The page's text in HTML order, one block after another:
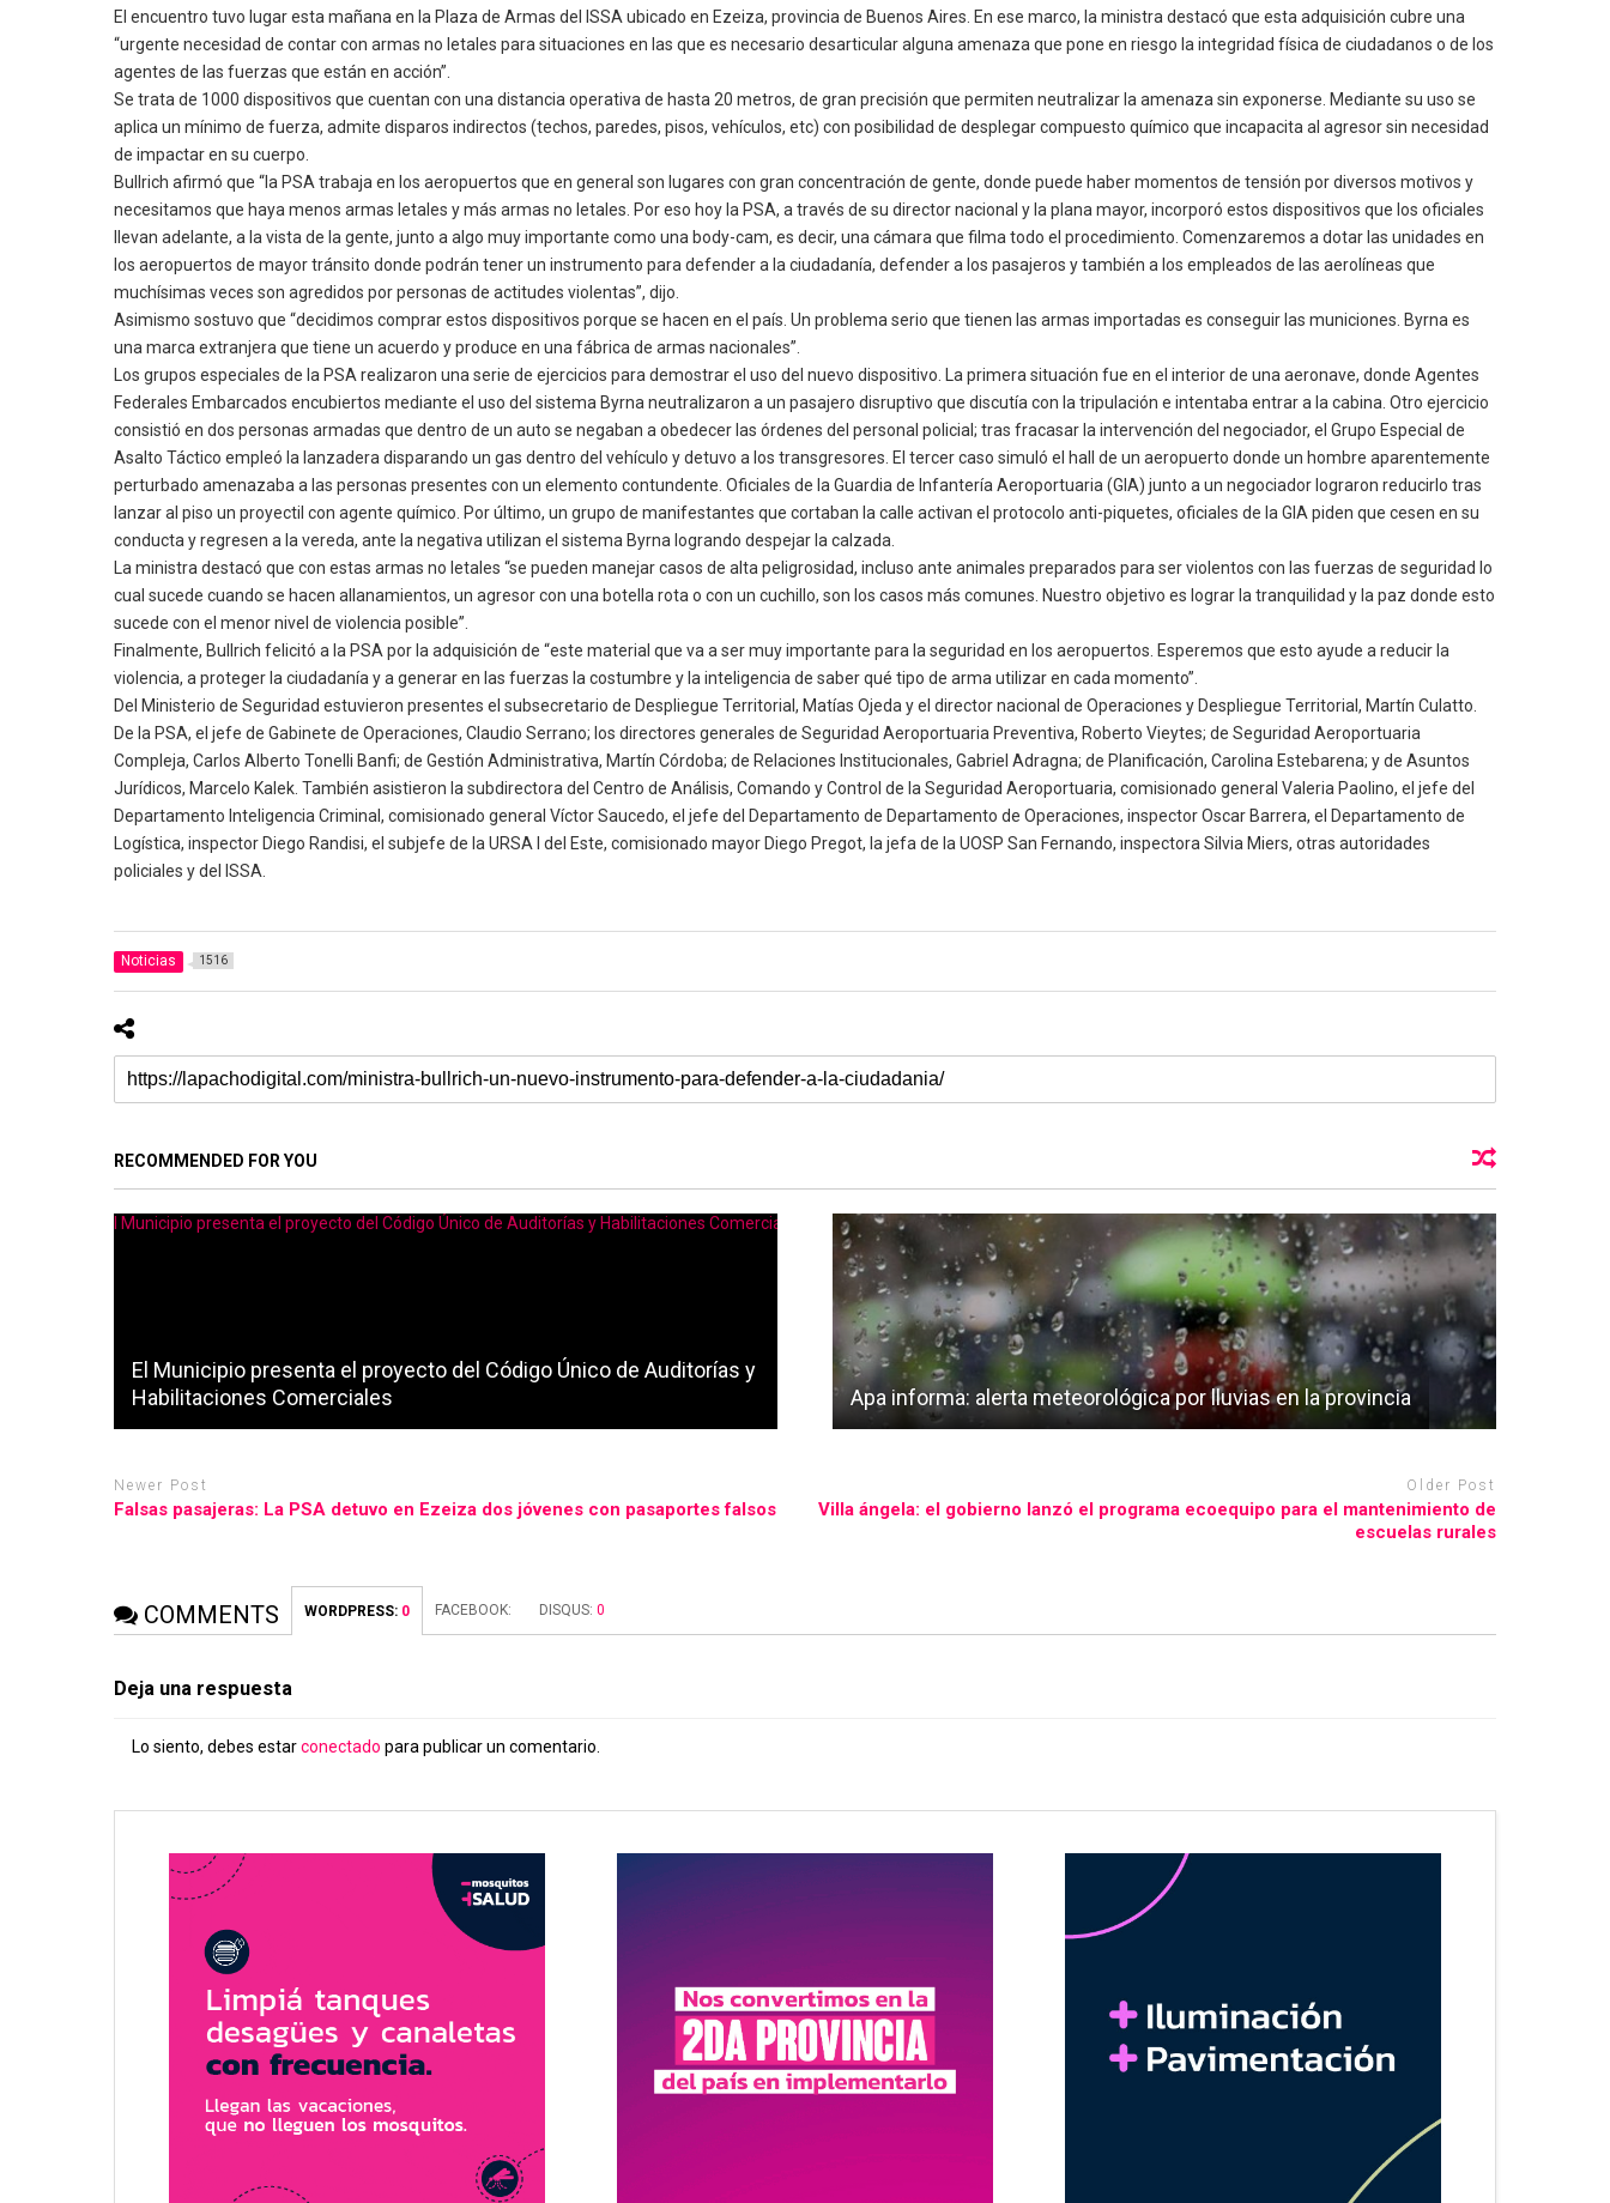
El encuentro tuvo lugar esta mañana en la Plaza de Armas del ISSA ubicado en Ezeiza, provincia de Buenos Aires. En ese marco, la ministra destacó que esta adquisición cubre una
“urgente necesidad de contar con armas no letales para situaciones en las que es necesario desarticular alguna amenaza que pone en riesgo la integridad física de ciudadanos o de los
agentes de las fuerzas que están en acción”.
Se trata de 1000 dispositivos que cuentan con una distancia operativa de hasta 20 metros, de gran precisión que permiten neutralizar la amenaza sin exponerse. Mediante su uso se
aplica un mínimo de fuerza, admite disparos indirectos (techos, paredes, pisos, vehículos, etc) con posibilidad de desplegar compuesto químico que incapacita al agresor sin necesidad
de impactar en su cuerpo.
Bullrich afirmó que “la PSA trabaja en los aeropuertos que en general son lugares con gran concentración de gente, donde puede haber momentos de tensión por diversos motivos y
necesitamos que haya menos armas letales y más armas no letales. Por eso hoy la PSA, a través de su director nacional y la plana mayor, incorporó estos dispositivos que los oficiales
llevan adelante, a la vista de la gente, junto a algo muy importante como una body-cam, es decir, una cámara que filma todo el procedimiento. Comenzaremos a dotar las unidades en
los aeropuertos de mayor tránsito donde podrán tener un instrumento para defender a la ciudadanía, defender a los pasajeros y también a los empleados de las aerolíneas que
muchísimas veces son agredidos por personas de actitudes violentas”, dijo.
Asimismo sostuvo que “decidimos comprar estos dispositivos porque se hacen en el país. Un problema serio que tienen las armas importadas es conseguir las municiones. Byrna es
una marca extranjera que tiene un acuerdo y produce en una fábrica de armas nacionales”.
Los grupos especiales de la PSA realizaron una serie de ejercicios para demostrar el uso del nuevo dispositivo. La primera situación fue en el interior de una aeronave, donde Agentes
Federales Embarcados encubiertos mediante el uso del sistema Byrna neutralizaron a un pasajero disruptivo que discutía con la tripulación e intentaba entrar a la cabina. Otro ejercicio
consistió en dos personas armadas que dentro de un auto se negaban a obedecer las órdenes del personal policial; tras fracasar la intervención del negociador, el Grupo Especial de
Asalto Táctico empleó la lanzadera disparando un gas dentro del vehículo y detuvo a los transgresores. El tercer caso simuló el hall de un aeropuerto donde un hombre aparentemente
perturbado amenazaba a las personas presentes con un elemento contundente. Oficiales de la Guardia de Infantería Aeroportuaria (GIA) junto a un negociador lograron reducirlo tras
lanzar al piso un proyectil con agente químico. Por último, un grupo de manifestantes que cortaban la calle activan el protocolo anti-piquetes, oficiales de la GIA piden que cesen en su
conducta y regresen a la vereda, ante la negativa utilizan el sistema Byrna logrando despejar la calzada.
La ministra destacó que con estas armas no letales “se pueden manejar casos de alta peligrosidad, incluso ante animales preparados para ser violentos con las fuerzas de seguridad lo
cual sucede cuando se hacen allanamientos, un agresor con una botella rota o con un cuchillo, son los casos más comunes. Nuestro objetivo es lograr la tranquilidad y la paz donde esto
sucede con el menor nivel de violencia posible”.
Finalmente, Bullrich felicitó a la PSA por la adquisición de “este material que va a ser muy importante para la seguridad en los aeropuertos. Esperemos que esto ayude a reducir la
violencia, a proteger la ciudadanía y a generar en las fuerzas la costumbre y la inteligencia de saber qué tipo de arma utilizar en cada momento”.
Del Ministerio de Seguridad estuvieron presentes el subsecretario de Despliegue Territorial, Matías Ojeda y el director nacional de Operaciones y Despliegue Territorial, Martín Culatto.
De la PSA, el jefe de Gabinete de Operaciones, Claudio Serrano; los directores generales de Seguridad Aeroportuaria Preventiva, Roberto Vieytes; de Seguridad Aeroportuaria
Compleja, Carlos Alberto Tonelli Banfi; de Gestión Administrativa, Martín Córdoba; de Relaciones Institucionales, Gabriel Adragna; de Planificación, Carolina Estebarena; y de Asuntos
Jurídicos, Marcelo Kalek. También asistieron la subdirectora del Centro de Análisis, Comando y Control de la Seguridad Aeroportuaria, comisionado general Valeria Paolino, el jefe del
Departamento Inteligencia Criminal, comisionado general Víctor Saucedo, el jefe del Departamento de Departamento de Operaciones, inspector Oscar Barrera, el Departamento de
Logística, inspector Diego Randisi, el subjefe de la URSA I del Este, comisionado mayor Diego Pregot, la jefa de la UOSP San Fernando, inspectora Silvia Miers, otras autoridades
policiales y del ISSA.
Noticias 1516
RECOMMENDED FOR YOU
El Municipio presenta el proyecto del Código Único de Auditorías y
Habilitaciones Comerciales
Apa informa: alerta meteorológica por lluvias en la provincia
Newer Post
Falsas pasajeras: La PSA detuvo en Ezeiza dos jóvenes con pasaportes falsos
Older Post
Villa ángela: el gobierno lanzó el programa ecoequipo para el mantenimiento de
escuelas rurales
COMMENTS WORDPRESS: 0 FACEBOOK: DISQUS:0
Deja una respuesta
Lo siento, debes estarconectado para publicar un comentario.